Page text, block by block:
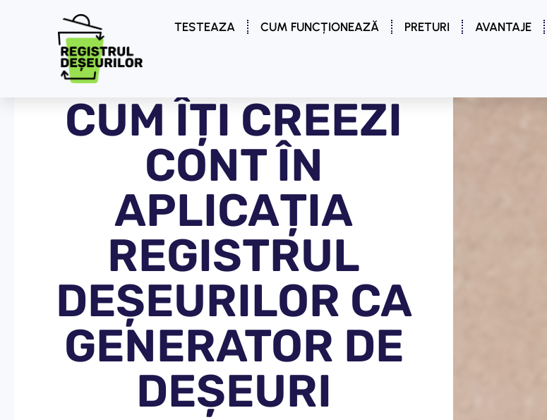
TESTEAZA CUM FUNCȚIONEAZĂ PRETURI AVANTAJE
CUM ÎȚI CREEZI
CONT ÎN
APLICAȚIA
REGISTRUL
DEȘEURILOR CA
GENERATOR DE
DEȘEURI